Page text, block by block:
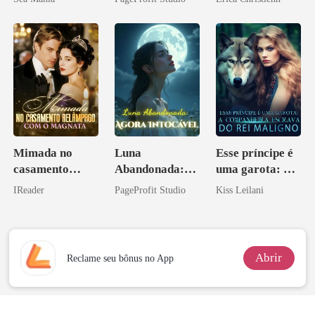
Mimada no
casamento
relâmpago com
IReader
Luna
Abandonada:
Agora Intocável
PageProfit Studio
Esse príncipe é
uma garota: A
companheira
Kiss Leilani
Reclame seu bônus no App Abrir